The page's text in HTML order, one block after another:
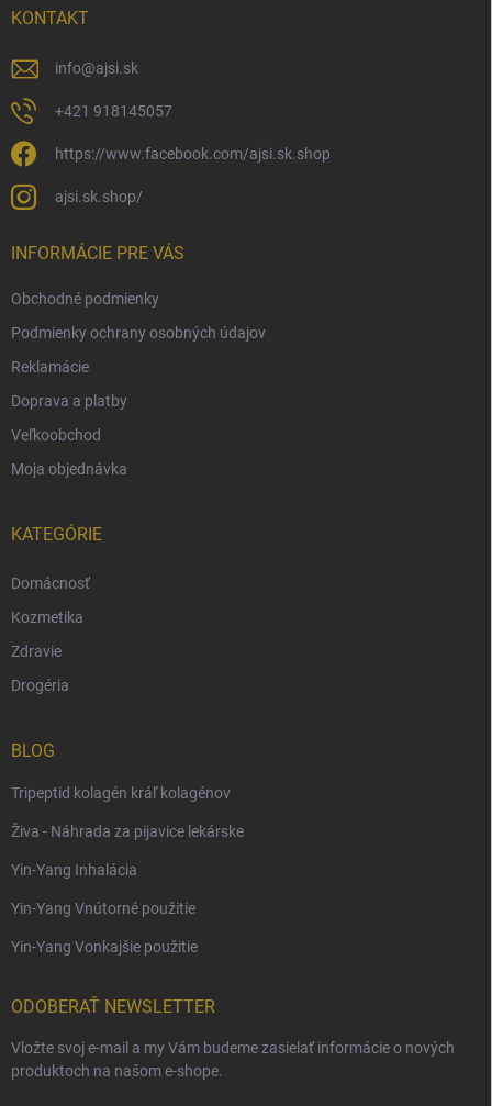
KONTAKT
info@ajsi.sk
+421 918145057
https://www.facebook.com/ajsi.sk.shop
ajsi.sk.shop/
INFORMÁCIE PRE VÁS
Obchodné podmienky
Podmienky ochrany osobných údajov
Reklamácie
Doprava a platby
Veľkoobchod
Moja objednávka
KATEGÓRIE
Domácnosť
Kozmetika
Zdravie
Drogéria
BLOG
Tripeptid kolagén kráľ kolagénov
Živa - Náhrada za pijavice lekárske
Yin-Yang Inhalácia
Yin-Yang Vnútorné použitie
Yin-Yang Vonkajšie použitie
ODOBERAŤ NEWSLETTER
Vložte svoj e-mail a my Vám budeme zasielať informácie o nových
produktoch na našom e-shope.